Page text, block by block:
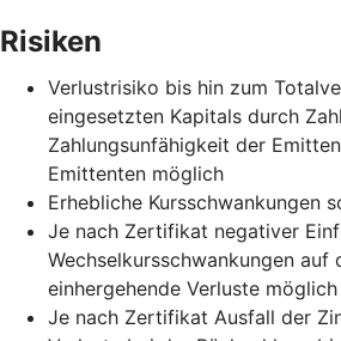
Risiken
Verlustrisiko bis hin zum
eingesetzten Kapitals durch
Zahlungsunfähigkeit der
Emittenten möglich
Erhebliche Kursschwankungen
Je nach Zertifikat negativer
Wechselkursschwankungen auf
einhergehende Verluste möglich
Je nach Zertifikat Ausfall der